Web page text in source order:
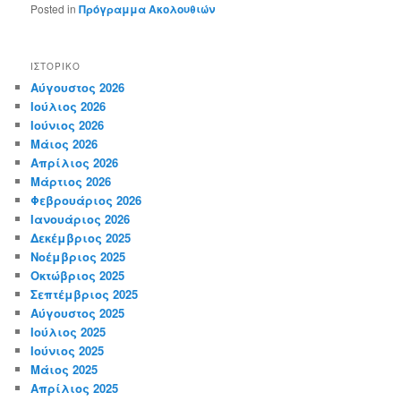
Posted in Πρόγραμμα Ακολουθιών
ΙΣΤΟΡΙΚΌ
Αύγουστος 2026
Ιούλιος 2026
Ιούνιος 2026
Μάιος 2026
Απρίλιος 2026
Μάρτιος 2026
Φεβρουάριος 2026
Ιανουάριος 2026
Δεκέμβριος 2025
Νοέμβριος 2025
Οκτώβριος 2025
Σεπτέμβριος 2025
Αύγουστος 2025
Ιούλιος 2025
Ιούνιος 2025
Μάιος 2025
Απρίλιος 2025